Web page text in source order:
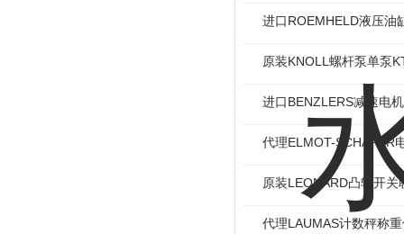
进口ROEMHELD液压油
原装KNOLL螺杆泵单泵
进口BENZLERS减速电
代理ELMOT-SCHAFER
原装LEONARD凸轮开关
代理LAUMAS计数秤称